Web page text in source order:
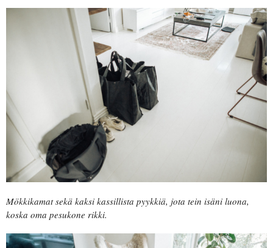
Mökkikamat sekä kaksi kassillista pyykkiä, jota tein isäni luona,
koska oma pesukone rikki.